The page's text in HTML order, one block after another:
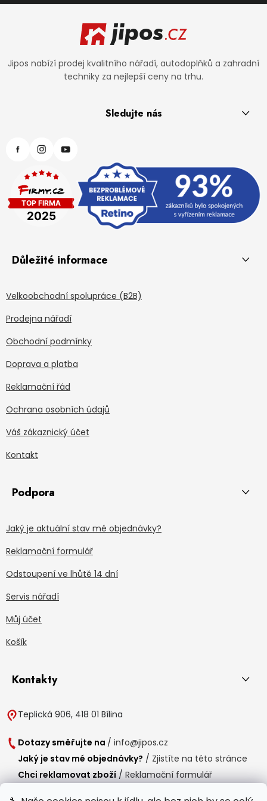
Zápatí
Jipos nabízí prodej kvalitního nářadí, autodoplňků a zahradní
techniky za nejlepší ceny na trhu.
Sledujte nás
Důležité informace
Velkoobchodní spolupráce (B2B)
Prodejna nářadí
Obchodní podmínky
Doprava a platba
Reklamační řád
Ochrana osobních údajů
Váš zákaznický účet
Kontakt
Podpora
Jaký je aktuální stav mé objednávky?
Reklamační formulář
Odstoupení ve lhůtě 14 dní
Servis nářadí
Můj účet
Košík
Kontakty
Teplická 906, 418 01 Bílina
Dotazy směřujte na / info@jipos.cz
Jaký je stav mé objednávky? / Zjistíte na této stránce
Chci reklamovat zboží / Reklamační formulář